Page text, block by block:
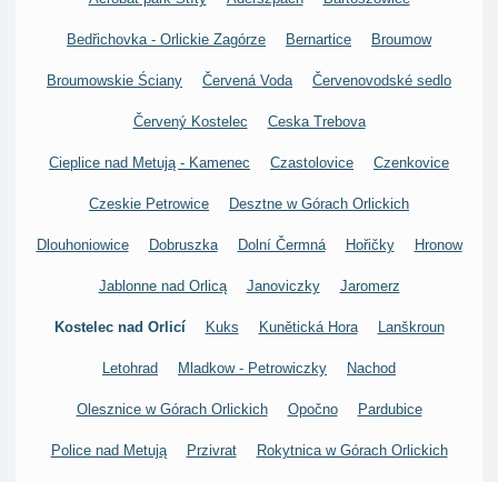
Bedřichovka - Orlickie Zagórze Bernartice Broumow
Broumowskie Ściany Červená Voda Červenovodské sedlo
Červený Kostelec Ceska Trebova
Cieplice nad Metują - Kamenec Czastolovice Czenkovice
Czeskie Petrowice Desztne w Górach Orlickich
Dlouhoniowice Dobruszka Dolní Čermná Hořičky Hronow
Jablonne nad Orlicą Janoviczky Jaromerz
Kostelec nad Orlicí Kuks Kunětická Hora Lanškroun
Letohrad Mladkow - Petrowiczky Nachod
Olesznice w Górach Orlickich Opočno Pardubice
Police nad Metują Przivrat Rokytnica w Górach Orlickich